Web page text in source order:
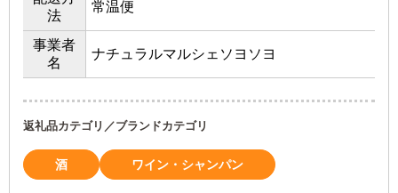
法
常温便
事業者
名
ナチュラルマルシェソヨソヨ
返礼品カテゴリ／ブランドカテゴリ
酒 ワイン・シャンパン